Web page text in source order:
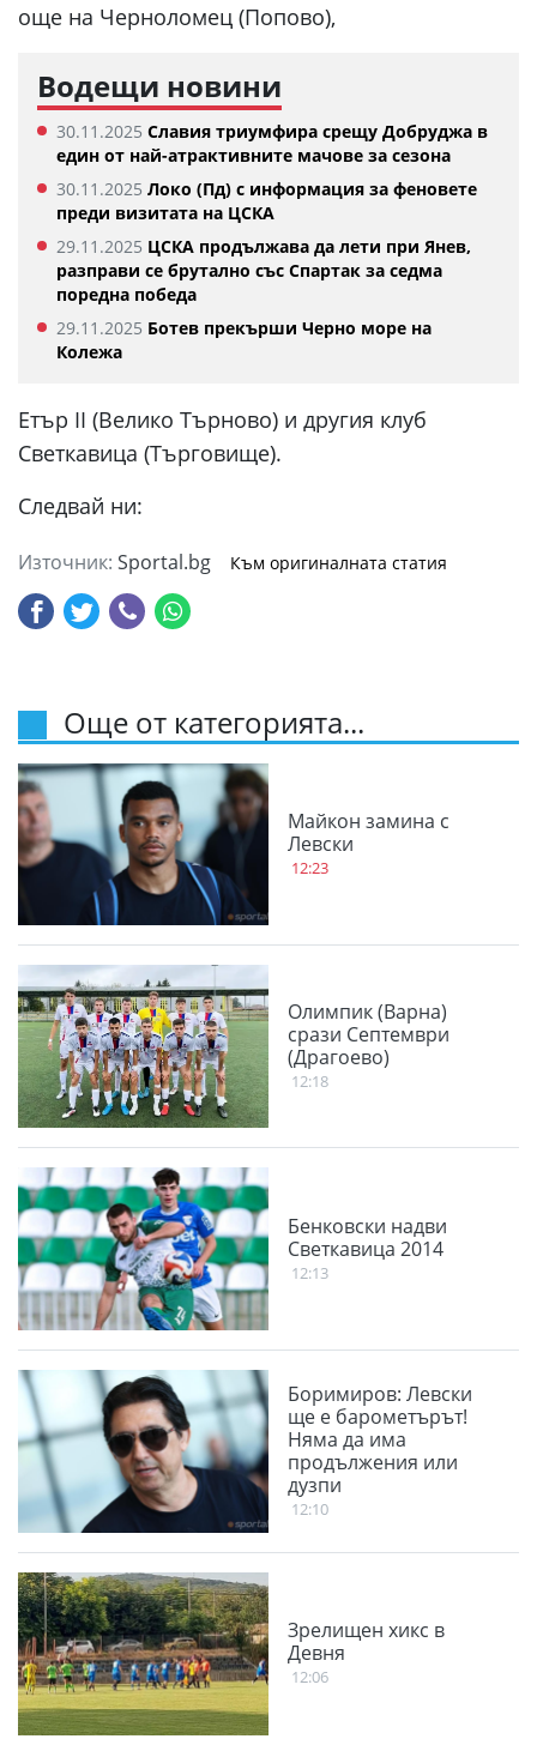
още на Черноломец (Попово),
Водещи новини
30.11.2025 Славия триумфира срещу Добруджа в
един от най-атрактивните мачове за сезона
30.11.2025 Локо (Пд) с информация за феновете
преди визитата на ЦСКА
29.11.2025 ЦСКА продължава да лети при Янев,
разправи се брутално със Спартак за седма
поредна победа
29.11.2025 Ботев прекърши Черно море на
Колежа
Етър II (Велико Търново) и другия клуб
Светкавица (Търговище).
Следвай ни:
Източник: Sportal.bg Към оригиналната статия
Още от категорията...
Майкон замина с
Левски
12:23
Олимпик (Варна)
срази Септември
(Драгоево)
12:18
Бенковски надви
Светкавица 2014
12:13
Боримиров: Левски
ще е барометърът!
Няма да има
продължения или
дузпи
12:10
Зрелищен хикс в
Девня
12:06